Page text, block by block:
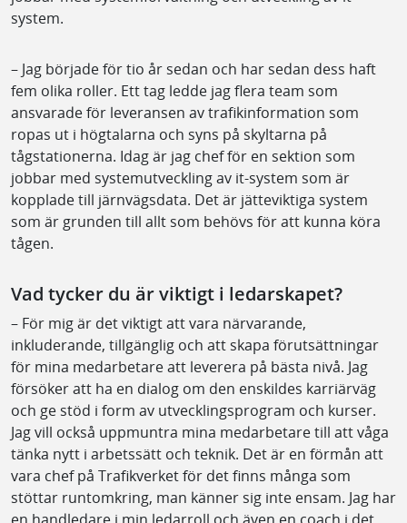
system.
– Jag började för tio år sedan och har sedan dess haft
fem olika roller. Ett tag ledde jag flera team som
ansvarade för leveransen av trafikinformation som
ropas ut i högtalarna och syns på skyltarna på
tågstationerna. Idag är jag chef för en sektion som
jobbar med systemutveckling av it-system som är
kopplade till järnvägsdata. Det är jätteviktiga system
som är grunden till allt som behövs för att kunna köra
tågen.
Vad tycker du är viktigt i ledarskapet?
– För mig är det viktigt att vara närvarande,
inkluderande, tillgänglig och att skapa förutsättningar
för mina medarbetare att leverera på bästa nivå. Jag
försöker att ha en dialog om den enskildes karriärväg
och ge stöd i form av utvecklingsprogram och kurser.
Jag vill också uppmuntra mina medarbetare till att våga
tänka nytt i arbetssätt och teknik. Det är en förmån att
vara chef på Trafikverket för det finns många som
stöttar runtomkring, man känner sig inte ensam. Jag har
en handledare i min ledarroll och även en coach i det